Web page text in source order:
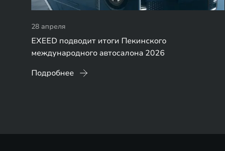
28 апреля
EXEED подводит итоги Пекинского
международного автосалона 2026
Подробнее